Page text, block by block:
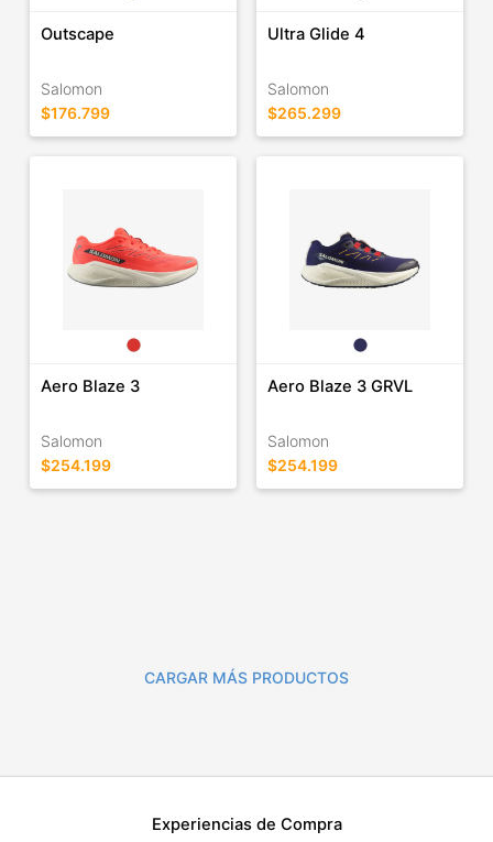
Outscape
Salomon
$176.799
Ultra Glide 4
Salomon
$265.299
Aero Blaze 3
Salomon
$254.199
Aero Blaze 3 GRVL
Salomon
$254.199
CARGAR MÁS PRODUCTOS
Experiencias de Compra